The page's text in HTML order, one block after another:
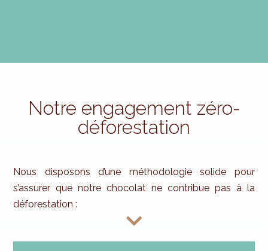
Notre engagement zéro-
déforestation
Nous disposons d’une méthodologie solide pour
s’assurer que notre chocolat ne contribue pas à la
déforestation :
